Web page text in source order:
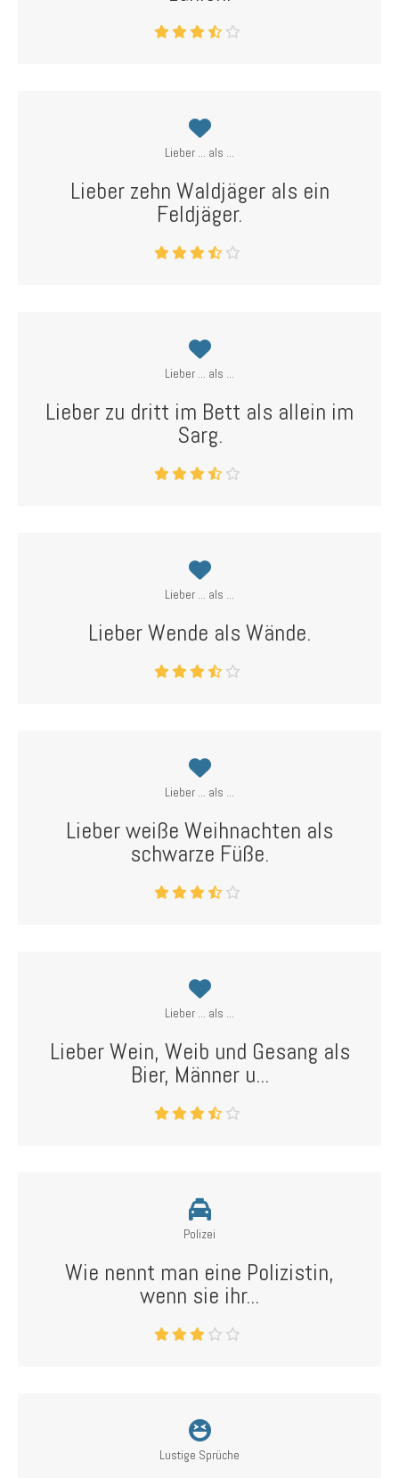
Lieber ... als ...
Lieber zehn Waldjäger als ein
Feldjäger.
Lieber ... als ...
Lieber zu dritt im Bett als allein im
Sarg.
Lieber ... als ...
Lieber Wende als Wände.
Lieber ... als ...
Lieber weiße Weihnachten als
schwarze Füße.
Lieber ... als ...
Lieber Wein, Weib und Gesang als
Bier, Männer u...
Polizei
Wie nennt man eine Polizistin,
wenn sie ihr...
Lustige Sprüche